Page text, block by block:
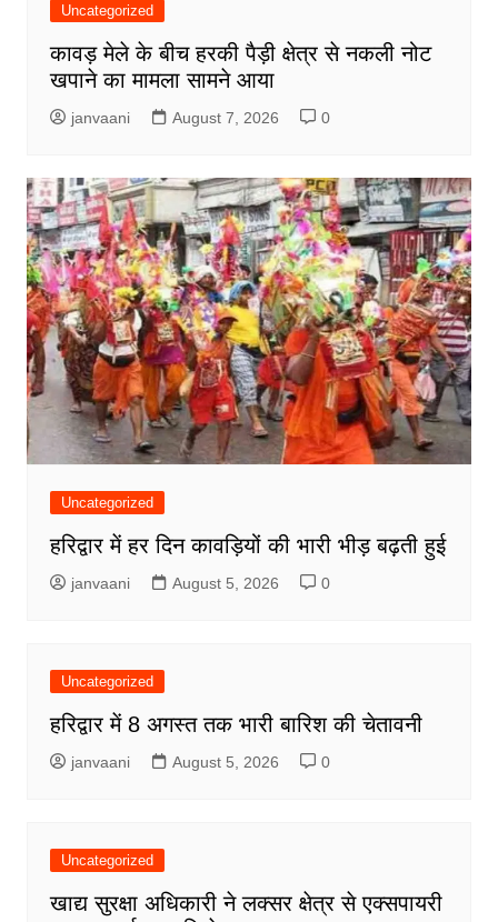
Uncategorized
कावड़ मेले के बीच हरकी पैड़ी क्षेत्र से नकली नोट
खपाने का मामला सामने आया
janvaani August 7, 2026 0
Uncategorized
हरिद्वार में हर दिन कावड़ियों की भारी भीड़ बढ़ती हुई
janvaani August 5, 2026 0
Uncategorized
हरिद्वार में 8 अगस्त तक भारी बारिश की चेतावनी
janvaani August 5, 2026 0
Uncategorized
खाद्य सुरक्षा अधिकारी ने लक्सर क्षेत्र से एक्सपायरी